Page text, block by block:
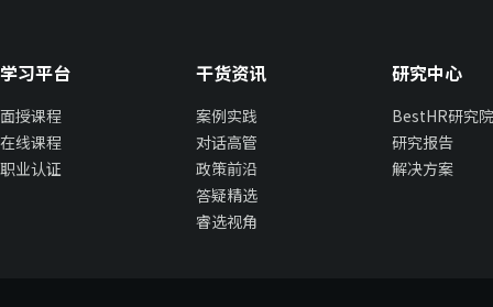
学习平台
面授课程
在线课程
职业认证
干货资讯
案例实践
对话高管
政策前沿
答疑精选
睿选视角
研究中心
BestHR研究院
研究报告
解决方案